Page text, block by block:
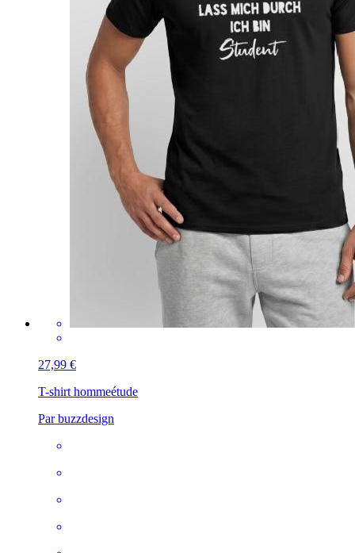
27,99 €
T-shirt hommeétude
Par buzzdesign